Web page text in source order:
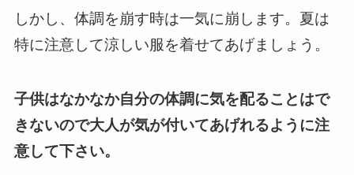
しかし、体調を崩す時は一気に崩します。 夏は
特に注意して涼しい服を着せてあげましょう。
子供はなかなか自分の体調に気を配ることはで
きないので大人が気が付いてあげれるように注
意して下さい。